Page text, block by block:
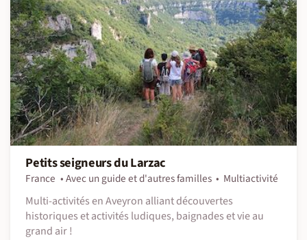
Petits seigneurs du Larzac
France Avec un guide et d'autres familles
Multiactivité
Multi-activités en Aveyron alliant découvertes
historiques et activités ludiques, baignades et vie au
grand air !